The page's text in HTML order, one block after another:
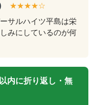
★★★★☆
サルハイツ平島は栄
みにしているのが何
内に折り返し・無